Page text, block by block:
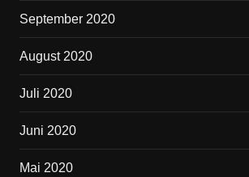
September 2020
August 2020
Juli 2020
Juni 2020
Mai 2020